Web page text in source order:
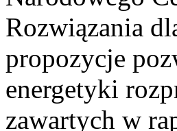
Rozwiązania
propozycje
energetyki
zawartych w